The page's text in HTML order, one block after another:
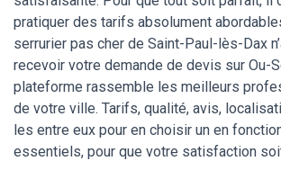
pratiquer des tarifs absolument
serrurier pas cher de Saint-Paul-lès-Dax
recevoir votre demande de devis sur Ou-
plateforme rassemble les meilleurs
de votre ville. Tarifs, qualité, avis,
les entre eux pour en choisir un en
essentiels, pour que votre satisfaction